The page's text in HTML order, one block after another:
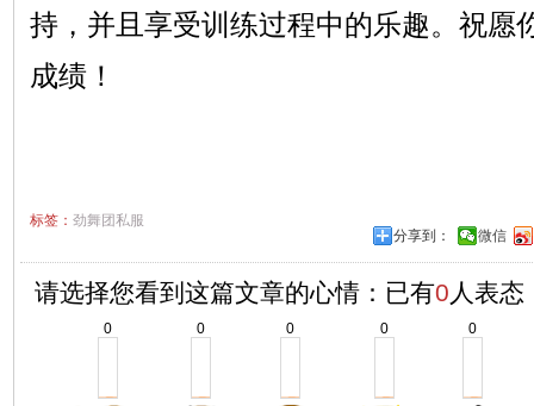
持，并且享受训练过程中的乐趣。祝愿
成绩！
标签： 劲舞团私服
分享到：
微信
请选择您看到这篇文章的心情：已有0 人表态
0 0 0 0 0